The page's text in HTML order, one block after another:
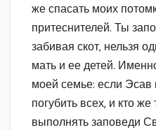
же спасать моих
притеснителей. Ты
забивая скот, нельзя
мать и ее детей.
моей семье: если Эсав
погубить всех, и кто же
выполнять заповеди